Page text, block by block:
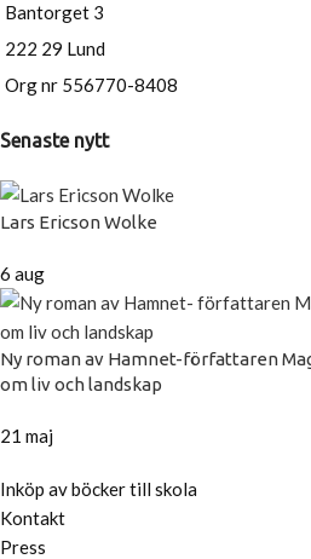
Bantorget 3
222 29 Lund
Org nr 556770-8408
Senaste nytt
Lars Ericson Wolke
6 aug
Ny roman av Hamnet-författaren
om liv och landskap
21 maj
Inköp av böcker till skola
Kontakt
Press